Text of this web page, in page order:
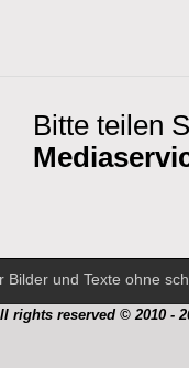
Bitte teilen
Bilder und Texte ohne
rights reserved © 2010 -